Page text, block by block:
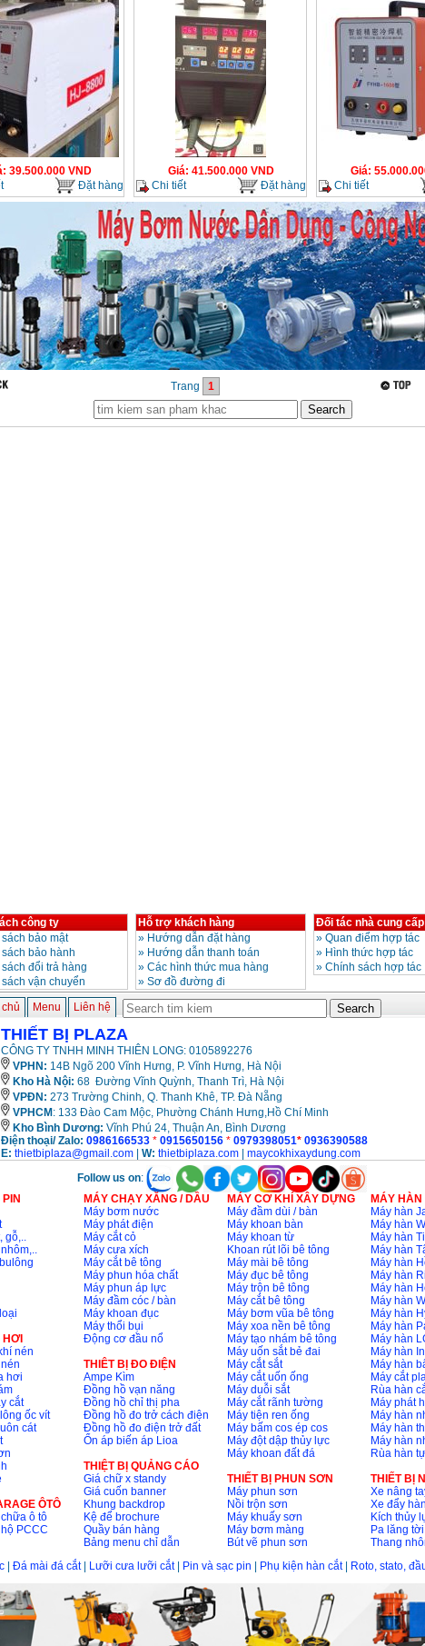
: 39.500.000VND
Đặt hàng
Giá: 41.500.000VND
Chi tiết
Đặt hàng
Giá:
Chi tiết
Trang 1
công ty
bảo mật
bảo hành
đổi trả hàng
vận chuyển
Hỗ trợ khách hàng
» Hướng dẫn đặt hàng
» Hướng dẫn thanh toán
» Các hình thức mua hàng
» Sơ đồ đường đi
Đối tác nhà cung cấp
» Quan điểm hợp tác
» Hình thức hợp tác
» Chính sách hợp tác
Menu Liên hệ
THIẾT BỊ PLAZA
CÔNG TY TNHH MINH THIÊN LONG: 0105892276
VPHN: 14B Ngõ 200 Vĩnh Hưng, P. Vĩnh Hưng, Hà Nội
Kho Hà Nội: 68 Đường Vĩnh Quỳnh, Thanh Trì, Hà Nội
VPĐN: 273 Trường Chinh, Q. Thanh Khê, TP. Đà Nẵng
VPHCM : 133 Đào Cam Mộc, Phường Chánh Hưng,Hồ Chí Minh
Kho Bình Dương: Vĩnh Phú 24, Thuận An, Bình Dương
Điện thoại/ Zalo: 0986166533 * 0915650156* 0979398051* 0936390588
E: thietbiplaza@gmail.com| W: thietbiplaza.com| maycokhixaydung.com
Follow us on:
gỗ,..
nén
hơi
cắt
ốc vít
cát
ÔTÔ
ô tô
PCCC
MÁY CHẠY XĂNG / DẦU
Máy bơm nước
Máy phát điện
Máy cắt cỏ
Máy cưa xích
Máy cắt bê tông
Máy phun hóa chất
Máy phun áp lực
Máy đầm cóc / bàn
Máy khoan đục
Máy thổi bụi
Động cơ đầu nổ
THIÊT BỊ ĐO ĐIỆN
Ampe Kìm
Đồng hồ vạn năng
Đồng hồ chỉ thị pha
Đồng hồ đo trở cách điện
Đồng hồ đo điện trở đất
Ổn áp biến áp Lioa
THIỆT BỊ QUẢNG CÁO
Giá chữ x standy
Giá cuốn banner
Khung backdrop
Kệ để brochure
Quầy bán hàng
Bảng menu chỉ dẫn
MÁY CƠ KHÍ XÂY DỰNG
Máy đầm dùi / bàn
Máy khoan bàn
Máy khoan từ
Khoan rút lõi bê tông
Máy mài bê tông
Máy đục bê tông
Máy trộn bê tông
Máy cắt bê tông
Máy bơm vũa bê tông
Máy xoa nền bê tông
Máy tạo nhám bê tông
Máy uốn sắt bẻ đai
Máy cắt sắt
Máy cắt uốn ống
Máy duỗi sắt
Máy cắt rãnh tường
Máy tiện ren ống
Máy bấm cos ép cos
Máy đột dập thủy lực
Máy khoan đất đá
THIẾT BỊ PHUN SƠN
Máy phun sơn
Nồi trộn sơn
Máy khuấy sơn
Máy bơm màng
Bút vẽ phun sơn
MÁY HÀN
Máy hàn
Máy hàn
Máy hàn
Máy hàn
Máy hàn
Máy hàn
Máy hàn
Máy hàn
Máy hàn
Máy hàn
Máy hàn
Máy hàn
Máy hàn
Máy cắt
Rùa hàn
Máy phát
Máy hàn
Máy hàn
Máy hàn
Rùa hàn
THIẾT BỊ
Xe nâng
Xe đẩy
Kích thủy
Pa lăng
Thang
| Đá mài đá cắt| Lưỡi cưa lưỡi cắt| Pin và sạc pin Phụ kiện hàn cắt| Roto, stato,